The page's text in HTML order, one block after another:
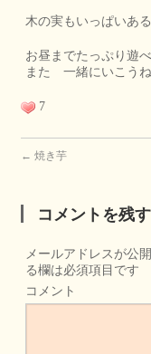
木の実もいっぱいある
お昼までたっぷり遊べ
また 一緒にいこうね
7
← 焼き芋
コメントを残す
メールアドレスが公
る欄は必須項目です
コメント